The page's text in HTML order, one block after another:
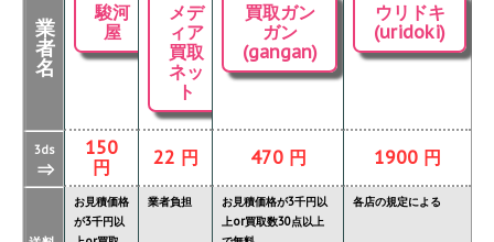
業
者
名
駿河
屋
メデ
ィア
買取
ネッ
ト
買取ガン
ガン
(gangan)
ウリドキ
(uridoki)
3ds
⇒
150
円
22 円 470 円 1900 円
お見積価格
が3千円以
業者負担
お見積価格が3千円以
上or買取数30点以上
各店の規定による